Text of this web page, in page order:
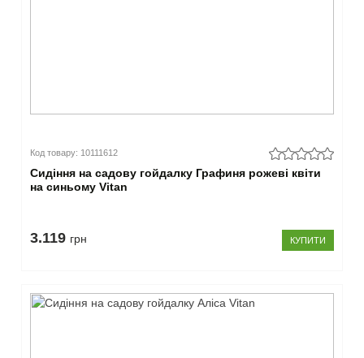
Код товару: 10111612
Сидіння на садову гойдалку Графиня рожеві квіти
на синьому Vitan
3.119 грн КУПИТИ